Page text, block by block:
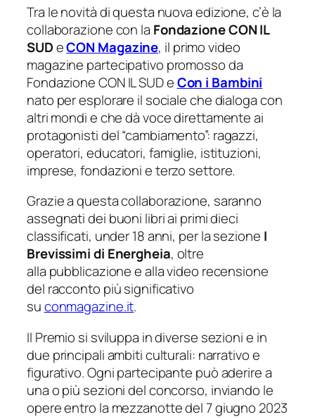
Tra le novità di questa nuova edizione, c’è la
collaborazione con la Fondazione CON IL
SUDeCON Magazine, il primo video
magazine partecipativo promosso da
Fondazione CON IL SUD eCon i Bambini
nato per esplorare il sociale che dialoga con
altri mondi e che dà voce direttamente ai
protagonisti del “cambiamento”: ragazzi,
operatori, educatori, famiglie, istituzioni,
imprese, fondazioni e terzo settore.
Grazie a questa collaborazione, saranno
assegnati dei buoni libri ai primi dieci
classificati, under 18 anni, per la sezione I
Brevissimi di Energheia, oltre
alla pubblicazione e alla video recensione
del racconto più significativo
suconmagazine.it.
Il Premio si sviluppa in diverse sezioni e in
due principali ambiti culturali: narrativo e
figurativo. Ogni partecipante può aderire a
una o più sezioni del concorso, inviando le
opere entro la mezzanotte del 7 giugno 2023